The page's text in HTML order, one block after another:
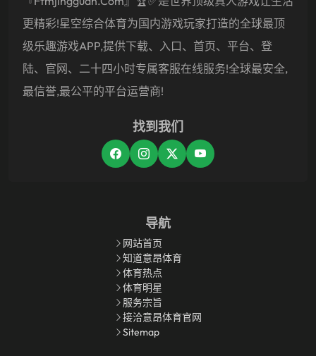
更精彩!星空综合体育为国内游戏玩家打造的全球最顶
级乐趣游戏APP,提供下载、入口、首页、平台、登
陆、官网、二十四小时专属客服在线服务!全球最安全,
最信誉,最公平的平台运营商!
找到我们
导航
网站首页
知道意昂体育
体育热点
体育明星
服务宗旨
接洽意昂体育官网
Sitemap